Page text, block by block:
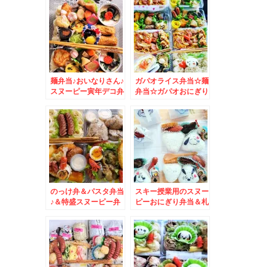
麺弁当♪おいなりさん♪
スヌーピー寅年デコ弁
ガパオライス弁当☆麺
弁当☆ガパオおにぎり
のっけ弁＆パスタ弁当
♪＆特盛スヌーピー弁
スキー授業用のスヌー
ピーおにぎり弁当＆札
ーツ札幌店」さんの
「とちあいか」苺３パ
ック１０００円～(*
´▽｀*)